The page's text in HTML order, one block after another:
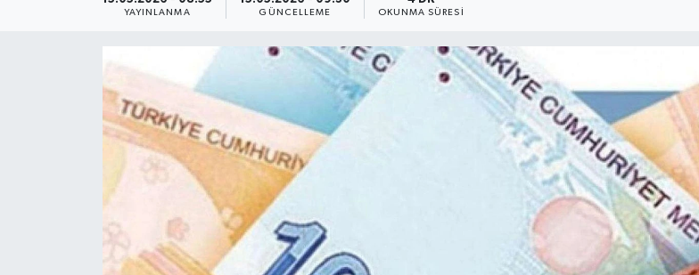
YAYINLANMA GÜNCELLEME OKUNMA SÜRESI
Bi̇li̇m & Teknoloji̇